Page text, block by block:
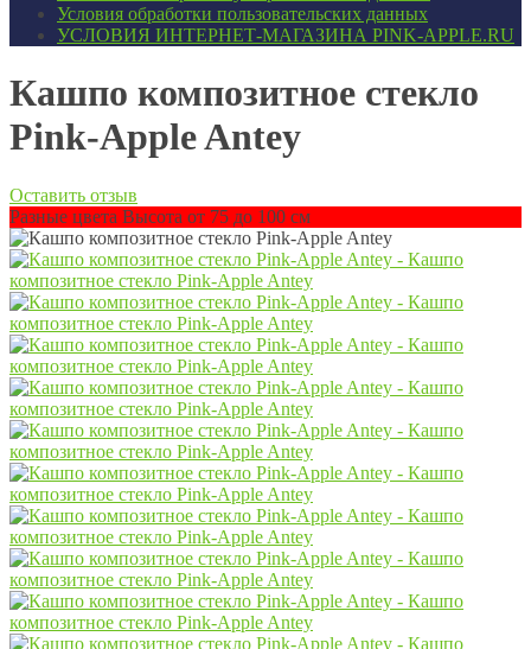
Условия обработки пользовательских данных
УСЛОВИЯ ИНТЕРНЕТ-МАГАЗИНА PINK-APPLE.RU
Кашпо композитное стекло
Pink-Apple Antey
Оставить отзыв
Разные цвета Высота от 75 до 100 см